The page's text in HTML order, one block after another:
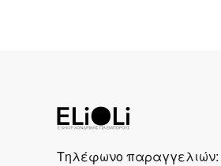
Τηλέφωνο παραγγελιών: